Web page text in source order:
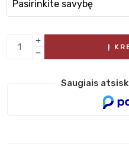
Į
Saugiais